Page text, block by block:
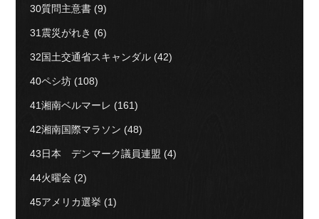
30質問主意書 (9)
31震災がれき (6)
32国土交通省スキャンダル (42)
40ペシ坊 (108)
41湘南ベルマーレ (161)
42湘南国際マラソン (48)
43日本 デンマーク議員連盟 (4)
44火曜会 (2)
45アメリカ選挙 (1)